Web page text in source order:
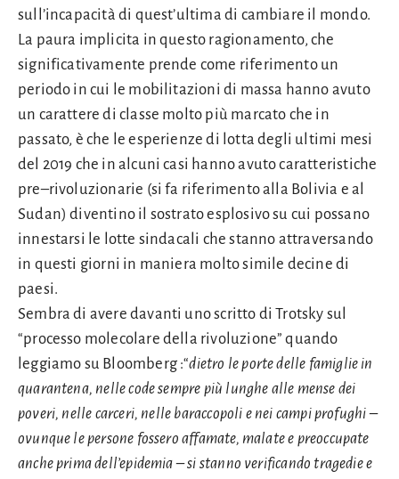
sull’incapacità di quest’ultima di cambiare il mondo.
La paura implicita in questo ragionamento, che
significativamente prende come riferimento un
periodo in cui le mobilitazioni di massa hanno avuto
un carattere di classe molto più marcato che in
passato, è che le esperienze di lotta degli ultimi mesi
del 2019 che in alcuni casi hanno avuto caratteristiche
pre–rivoluzionarie (si fa riferimento alla Bolivia e al
Sudan) diventino il sostrato esplosivo su cui possano
innestarsi le lotte sindacali che stanno attraversando
in questi giorni in maniera molto simile decine di
paesi.
Sembra di avere davanti uno scritto di Trotsky sul
“processo molecolare della rivoluzione” quando
leggiamo su Bloomberg :“dietro le porte delle famiglie in
quarantena, nelle code sempre più lunghe alle mense dei
poveri, nelle carceri, nelle baraccopoli e nei campi profughi –
ovunque le persone fossero affamate, malate e preoccupate
anche prima dell’epidemia – si stanno verificando tragedie e